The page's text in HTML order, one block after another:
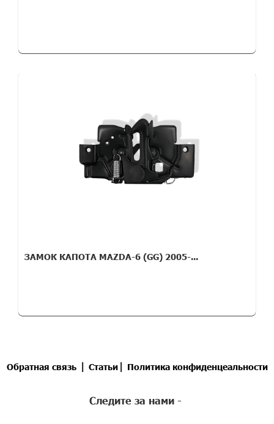
ЗАМОК КАПОТА MAZDA-6 (GG) 2005-...
Обратная связь| Статьи| Политика конфиденцеальности
Следите за нами -